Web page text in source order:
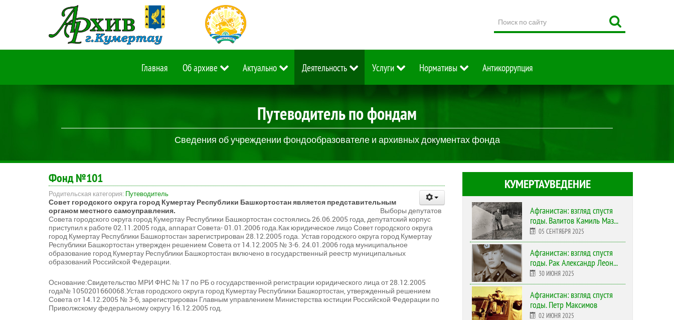
по
сайту
Главная Об архиве Актуально Деятельность Услуги Нормативы Антикоррупция
Путеводитель по фондам
Сведения об учреждении фондообразователе и архивных документах фонда
Фонд №101
Родительская категория: Путеводитель
Совет городского округа город Кумертау Республики Башкортостан является представительным
органом местного самоуправления. Выборы депутатов
Совета городского округа город Кумертау Республики Башкортостан состоялись 26.06.2005 года, депутатский корпус
приступил к работе 02.11.2005 года, аппарат Совета- 01.01.2006 года.Как юридическое лицо Совет городского округа
город Кумертау Республики Башкортостан зарегистрирован 28.12.2005 года. Устав городского округа город Кумертау
Республики Башкортостан утвержден решением Совета от 14.12.2005 № 3-6. 24.01.2006 года муниципальное
образование город Кумертау Республики Башкортостан включено в государственный реестр муниципальных
образований Российской Федерации.
Основание:Свидетельство МРИ ФНС № 17 по РБ о государственной регистрации юридического лица от 28.12.2005
года№ 1050201660068.Устав городского округа город Кумертау Республики Башкортостан, утвержденный решением
Совета от 14.12.2005 № 3-6, зарегистрирован Главным управлением Министерства юстиции Российской Федерации по
Приволжскому федеральному округу 16.12.2005 год.
КУМЕРТАУВЕДЕНИЕ
Афганистан: взгляд спустя
годы. Валитов Камиль Маз...
05 СЕНТЯБРЯ 2025
Афганистан: взгляд спустя
годы. Рак Александр Леон...
30 ИЮНЯ 2025
Афганистан: взгляд спустя
годы. Петр Максимов
02 ИЮНЯ 2025